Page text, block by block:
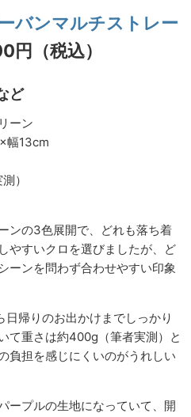
バンマルチストレー
円（税込）
ど
ーン
幅13cm
）
ンの3色展開で、どれも落ち着
やすいクロを選びましたが、ど
ーンを問わず合わせやすい印象
帰りのお出かけまでしっかり
て重さは約400g（筆者実測）と
負担を感じにくいのがうれしい
ープルの生地になっていて、開